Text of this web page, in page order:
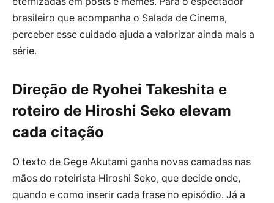
brasileiro que acompanha o Salada de Cinema,
perceber esse cuidado ajuda a valorizar ainda mais a
série.
Direção de Ryohei Takeshita e
roteiro de Hiroshi Seko elevam
cada citação
O texto de Gege Akutami ganha novas camadas nas
mãos do roteirista Hiroshi Seko, que decide onde,
quando e como inserir cada frase no episódio. Já a